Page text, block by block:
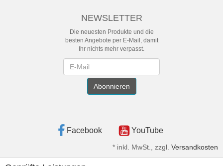
NEWSLETTER
Die neuesten Produkte und die
besten Angebote per E-Mail, damit
Ihr nichts mehr verpasst.
Abonnieren
Facebook YouTube
* inkl. MwSt., zzgl. Versandkosten